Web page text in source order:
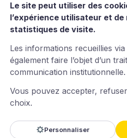
Le CNCC est un organisme de formation
11756688975 auprès du préfet de région
certification qualité est délivrée au titre
de Freepik.
Imaginé et conçu par
Ce site est protégé par reCAPTCHA — la
Le site peut utiliser des
l’expérience utilisateur et de
statistiques de visite.
Les informations recueillies
également faire l’objet d’un
communication institutionnelle.
Vous pouvez accepter,
choix.
Personnaliser